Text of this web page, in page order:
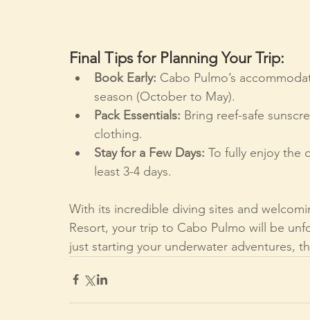
Final Tips for Planning Your Trip:
Book Early: Cabo Pulmo’s
season (October to May).
Pack Essentials: Bring reef-safe
clothing.
Stay for a Few Days: To fully enjoy the
least 3-4 days.
With its incredible diving sites and
Resort, your trip to Cabo Pulmo will be
just starting your underwater adventures,